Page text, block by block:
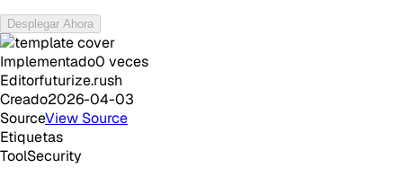
Desplegar Ahora
Implementado0 veces
Editorfuturize.rush
Creado2026-04-03
SourceView Source
Etiquetas
ToolSecurity